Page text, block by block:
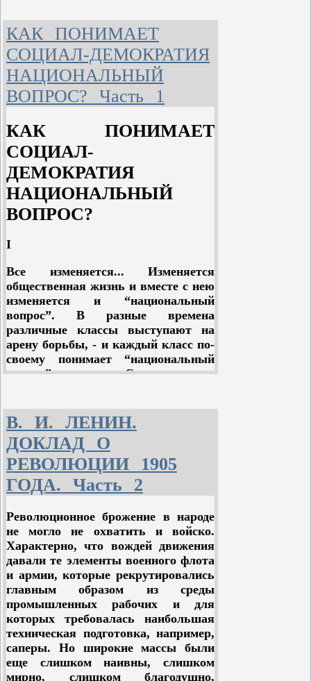
себя Российской (а не русской),
Очевидно, этим она хотела нам
показать, что она под своим
знаменем будет собирать не только
русских пролетариев, но и
пролетариев всех национальностей
примет все меры для уничтожения
воздвигнутых между ними
национальных перегородок.
Далее, наша партия очистила
“национальный вопрос” от
окутывающего его тумана,
вид, расчленила этот вопрос на
каждому из них характер
классового требования и изложила
их в программе в виде отдельных
статей. Этим она ясно нам показала,
что взятые сами по себе так
называемые “национальные
интересы” и “национальные
требования” не имеют особой цены,
настолько, насколько они двигают
вперед или могут двинуть вперед
классовое самосознание
пролетариата, его классовое
развитие.
КАК ПОНИМАЕТ
СОЦИАЛ-ДЕМОКРАТИЯ
НАЦИОНАЛЬНЫЙ
ВОПРОС? Часть 1
КАК ПОНИМАЕТ
СОЦИАЛ-
ДЕМОКРАТИЯ
НАЦИОНАЛЬНЫЙ
ВОПРОС?
I
Все изменяется... Изменяется
общественная жизнь и вместе с нею
изменяется и “национальный
вопрос”. В разные времена
различные классы выступают на
арену борьбы, - и каждый класс по-
своему понимает “национальный
вопрос”. Следовательно,
интересам, принимает различные
оттенки в зависимости от того,
какой класс и когда выдвигает его.
Существовал, например, у нас так
называемый дворянский
после “присоединения Грузии к
России” - грузинское дворянство
почувствовало, как невыгодно было
для него потерять старые
привилегии и могущество, которые
оно имело при грузинских царях, и,
считая “простое подданство”
умалением своего достоинства,
пожелало “освобождения Грузии”,
Этим оно хотело поставить во главе
“Грузии” грузинских царей и
дворянство и передать им, таким
В. И. ЛЕНИН.
ДОКЛАД О
РЕВОЛЮЦИИ 1905
ГОДА. Часть 2
Революционное брожение в народе
не могло не охватить и войско.
Характерно, что вождей движения
давали те элементы военного флота
и армии, которые рекрутировались
главным образом из среды
промышленных рабочих и для
которых требовалась наибольшая
техническая подготовка, например,
саперы. Но широкие массы были
еще слишком наивны, слишком
мирно, слишком благодушно,